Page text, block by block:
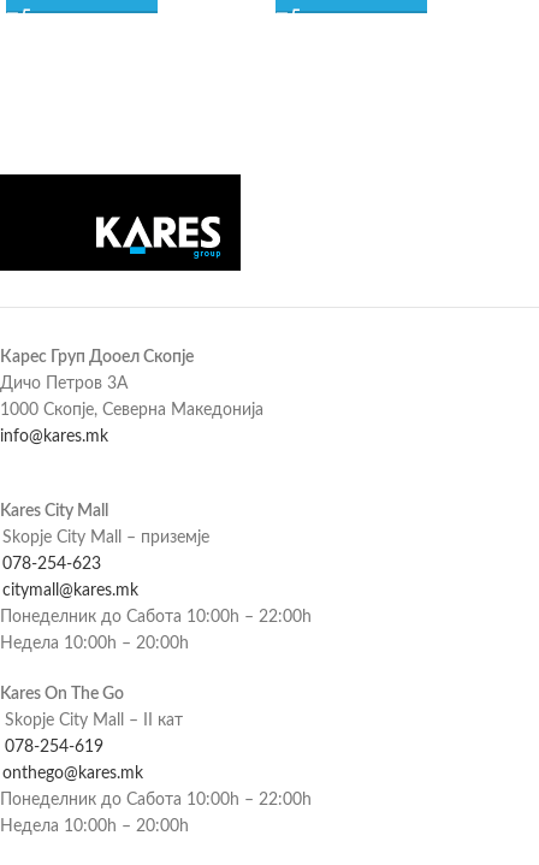
Карес Груп Дооел Скопје
Дичо Петров 3А
1000 Скопје, Северна Македонија
info@kares.mk
Kares City Mall
Skopje City Mall – приземје
078-254-623
citymall@kares.mk
Понеделник до Сабота 10:00h – 22:00h
Недела 10:00h – 20:00h
Kares On The Go
Skopje City Mall – II кат
078-254-619
onthego@kares.mk
Понеделник до Сабота 10:00h – 22:00h
Недела 10:00h – 20:00h